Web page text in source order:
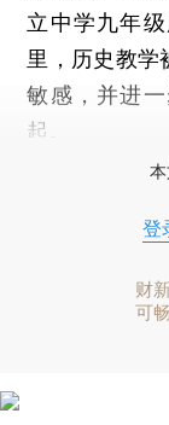
立中学九年
里，历史教学
敏感，并进
起。
登
财
可